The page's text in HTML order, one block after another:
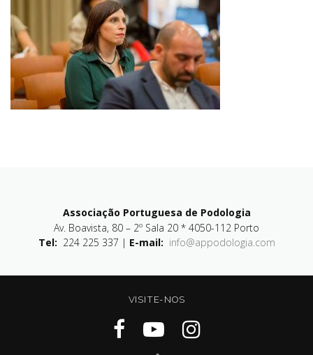
Associação Portuguesa de Podologia
Av. Boavista, 80 – 2º Sala 20 * 4050-112 Porto
Tel: 224 225 337 | E-mail: info@appodologia.com
VISITE-NOS